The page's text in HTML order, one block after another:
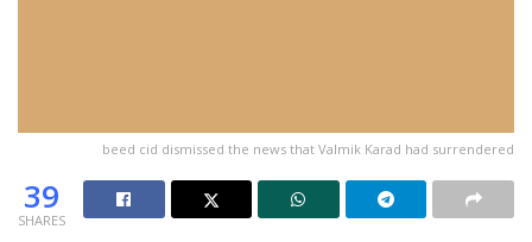
beed cid dismissed the news that Valmik Karad had surrendered
39
SHARES